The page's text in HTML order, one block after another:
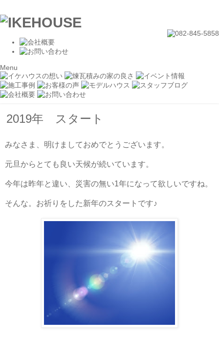
Menu
2019年 スタート
みなさま、明けましておめでとうございます。
元旦からとても良い天候が続いています。
今年は昨年と違い、災害の無い1年になって欲しいですね。
そんな。お祈りをした新年のスタートです♪